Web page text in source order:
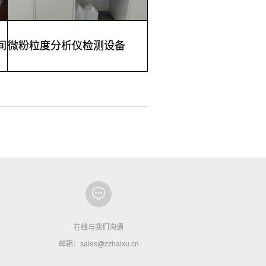
微粉粒度分析仪检测设备
在线与我们沟通
邮箱：sales@zzhaixu.cn